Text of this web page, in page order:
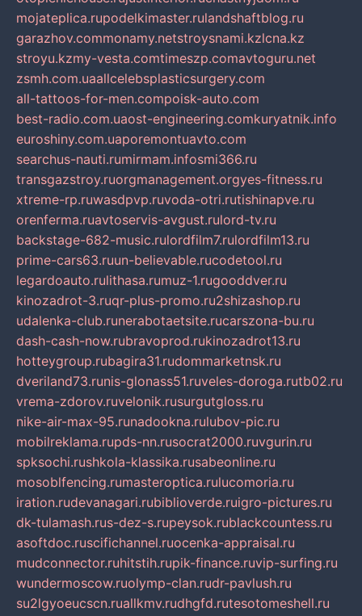
mojateplica.rupodelkimaster.rulandshaftblog.ru
garazhov.commonamy.netstroysnami.kzlcna.kz
stroyu.kzmy-vesta.comtimeszp.comavtoguru.net
zsmh.com.uaallcelebsplasticsurgery.com
all-tattoos-for-men.compoisk-auto.com
best-radio.com.uaost-engineering.comkuryatnik.info
euroshiny.com.uaporemontuavto.com
searchus-nauti.rumirmam.infosmi366.ru
transgazstroy.ruorgmanagement.orgyes-fitness.ru
xtreme-rp.ruwasdpvp.ruvoda-otri.rutishinapve.ru
orenferma.ruavtoservis-avgust.rulord-tv.ru
backstage-682-music.rulordfilm7.rulordfilm13.ru
prime-cars63.ruun-believable.rucodetool.ru
legardoauto.rulithasa.rumuz-1.rugooddver.ru
kinozadrot-3.ruqr-plus-promo.ru2shizashop.ru
udalenka-club.runerabotaetsite.rucarszona-bu.ru
dash-cash-now.rubravoprod.rukinozadrot13.ru
hotteygroup.rubagira31.rudommarketnsk.ru
dveriland73.runis-glonass51.ruveles-doroga.rutb02.ru
vrema-zdorov.ruvelonik.rusurgutgloss.ru
nike-air-max-95.runadookna.rulubov-pic.ru
mobilreklama.rupds-nn.rusocrat2000.ruvgurin.ru
spksochi.rushkola-klassika.rusabeonline.ru
mosoblfencing.rumasteroptica.rulucomoria.ru
iration.rudevanagari.rubiblioverde.ruigro-pictures.ru
dk-tulamash.rus-dez-s.rupeysok.rublackcountess.ru
asoftdoc.ruscifichannel.ruocenka-appraisal.ru
mudconnector.ruhitstih.rupik-finance.ruvip-surfing.ru
wundermoscow.ruolymp-clan.rudr-pavlush.ru
su2lgyoeucscn.ruallkmv.rudhgfd.rutesotomeshell.ru